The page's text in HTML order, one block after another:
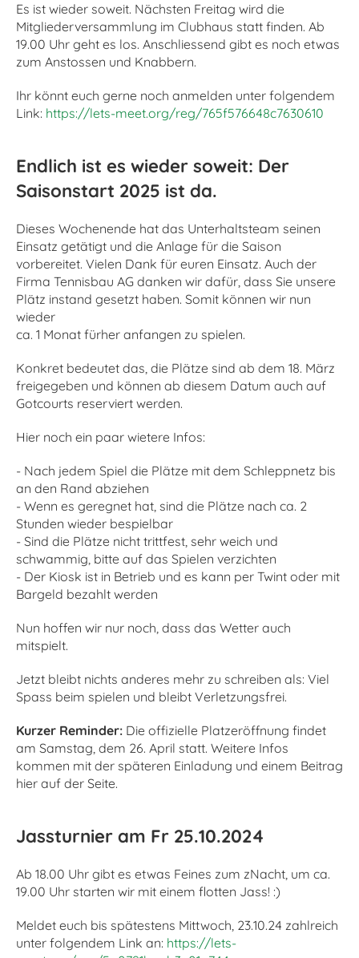
Es ist wieder soweit. Nächsten Freitag wird die
Mitgliederversammlung im Clubhaus statt finden. Ab
19.00 Uhr geht es los. Anschliessend gibt es noch etwas
zum Anstossen und Knabbern.
Ihr könnt euch gerne noch anmelden unter folgendem
Link: https://lets-meet.org/reg/765f576648c7630610
Endlich ist es wieder soweit: Der
Saisonstart 2025 ist da.
Dieses Wochenende hat das Unterhaltsteam seinen
Einsatz getätigt und die Anlage für die Saison
vorbereitet. Vielen Dank für euren Einsatz. Auch der
Firma Tennisbau AG danken wir dafür, dass Sie unsere
Plätz instand gesetzt haben. Somit können wir nun
wieder
ca. 1 Monat fürher anfangen zu spielen.
Konkret bedeutet das, die Plätze sind ab dem 18. März
freigegeben und können ab diesem Datum auch auf
Gotcourts reserviert werden.
Hier noch ein paar wietere Infos:
- Nach jedem Spiel die Plätze mit dem Schleppnetz bis
an den Rand abziehen
- Wenn es geregnet hat, sind die Plätze nach ca. 2
Stunden wieder bespielbar
- Sind die Plätze nicht trittfest, sehr weich und
schwammig, bitte auf das Spielen verzichten
- Der Kiosk ist in Betrieb und es kann per Twint oder mit
Bargeld bezahlt werden
Nun hoffen wir nur noch, dass das Wetter auch
mitspielt.
Jetzt bleibt nichts anderes mehr zu schreiben als: Viel
Spass beim spielen und bleibt Verletzungsfrei.
Kurzer Reminder: Die offizielle Platzeröffnung findet
am Samstag, dem 26. April statt. Weitere Infos
kommen mit der späteren Einladung und einem Beitrag
hier auf der Seite.
Jassturnier am Fr 25.10.2024
Ab 18.00 Uhr gibt es etwas Feines zum zNacht, um ca.
19.00 Uhr starten wir mit einem flotten Jass! :)
Meldet euch bis spätestens Mittwoch, 23.10.24 zahlreich
unter folgendem Link an: https://lets-